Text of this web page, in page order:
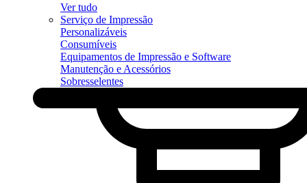
Ver tudo
Serviço de Impressão
Personalizáveis
Consumíveis
Equipamentos de Impressão e Software
Manutenção e Acessórios
Sobresselentes